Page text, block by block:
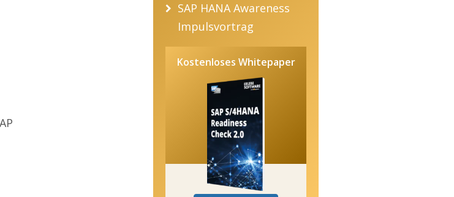
SAP HANA Awareness
Impulsvortrag
Kostenloses Whitepaper